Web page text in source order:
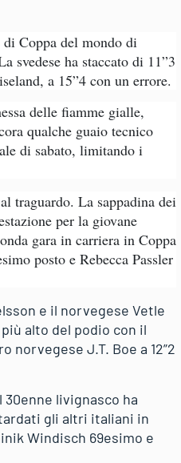
Coppa del mondo di
svedese ha staccato di 11”3
a 15”4 con un errore.
delle fiamme gialle,
qualche guaio tecnico
di sabato, limitando i
traguardo. La sappadina dei
per la giovane
gara in carriera in Coppa
posto e Rebecca Passler
e il norvegese Vetle
alto del podio con il
norvegese J.T. Boe a 12”2
livignasco ha
gli altri italiani in
Windisch 69esimo e